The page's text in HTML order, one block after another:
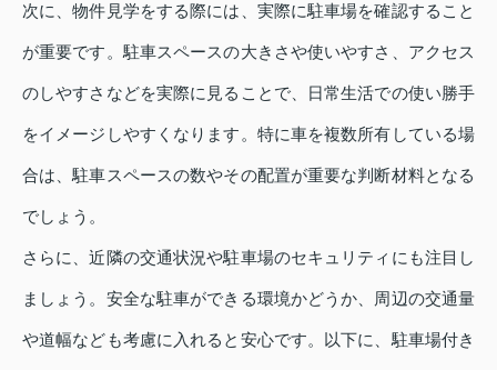
次に、物件見学をする際には、実際に駐車場を確認すること
が重要です。駐車スペースの大きさや使いやすさ、アクセス
のしやすさなどを実際に見ることで、日常生活での使い勝手
をイメージしやすくなります。特に車を複数所有している場
合は、駐車スペースの数やその配置が重要な判断材料となる
でしょう。
さらに、近隣の交通状況や駐車場のセキュリティにも注目し
ましょう。安全な駐車ができる環境かどうか、周辺の交通量
や道幅なども考慮に入れると安心です。以下に、駐車場付き